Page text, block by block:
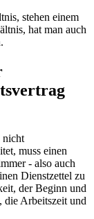
stehen einem
hat man auch
nicht
muss einen
- also auch
Dienstzettel zu
der Beginn und
die Arbeitszeit und